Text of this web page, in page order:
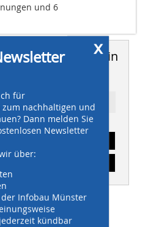
und 6
Artikel erschien in
Ressort: HOCHBAU
x
für
nachhaltigen und
Dann melden Sie
Newsletter
über:
Infobau Münster
kündbar